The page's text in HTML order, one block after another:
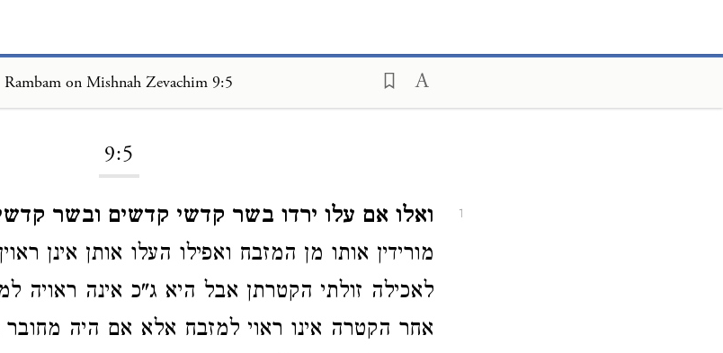
Rambam on Mishnah Zevachim 9:5
9:5
1 ואלו אם עלו ירדו בשר קדשי קדשים ובשר
מורידין אותו מן המזבח ואפילו העלו אותן אינן
לאכילה זולתי הקטרתן אבל היא ג"כ אינה ראויה
אחר הקטרה אינו ראוי למזבח אלא אם היה